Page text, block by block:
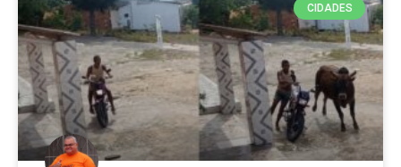
CIDADES